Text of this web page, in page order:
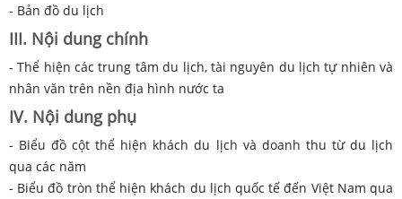
- Bản đồ du lịch
III. Nội dung chính
- Thể hiện các trung tâm du lịch, tài nguyên du lịch tự nhiên và
nhân văn trên nền địa hình nước ta
IV. Nội dung phụ
- Biểu đồ cột thể hiện khách du lịch và doanh thu từ du lịch
qua các năm
- Biểu đồ tròn thể hiện khách du lịch quốc tế đến Việt Nam qua